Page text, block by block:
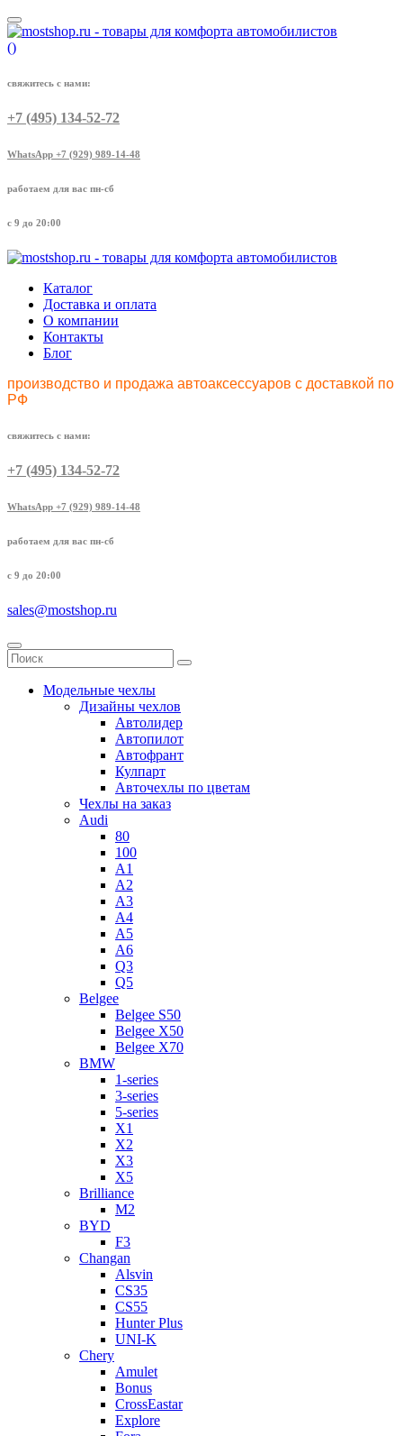
()
свяжитесь с нами:
+7 (495) 134-52-72
WhatsApp +7 (929) 989-14-48
работаем для вас пн-сб
с 9 до 20:00
Каталог
Доставка и оплата
О компании
Контакты
Блог
производство и продажа автоаксессуаров с доставкой по
РФ
свяжитесь с нами:
+7 (495) 134-52-72
WhatsApp +7 (929) 989-14-48
работаем для вас пн-сб
с 9 до 20:00
sales@mostshop.ru
Модельные чехлы
Дизайны чехлов
Автолидер
Автопилот
Автофрант
Кулпарт
Авточехлы по цветам
Чехлы на заказ
Audi
80
100
A1
A2
A3
A4
A5
A6
Q3
Q5
Belgee
Belgee S50
Belgee X50
Belgee X70
BMW
1-series
3-series
5-series
X1
X2
X3
X5
Brilliance
M2
BYD
F3
Changan
Alsvin
CS35
CS55
Hunter Plus
UNI-K
Chery
Amulet
Bonus
CrossEastar
Explore